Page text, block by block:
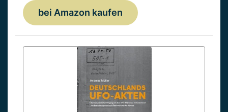
bei Amazon kaufen